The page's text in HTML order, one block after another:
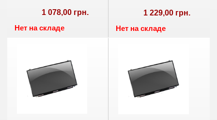
1 078,00 грн.
Нет на складе
1 229,00 грн.
Нет на складе